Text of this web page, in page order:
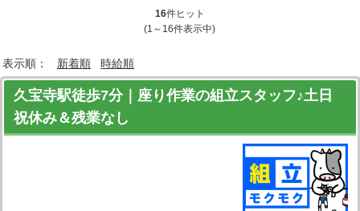
16件ヒット
(1～16件表示中)
表示順： 新着順 時給順
久宝寺駅徒歩7分｜座り作業の組立スタッフ♪土日
祝休み＆残業なし